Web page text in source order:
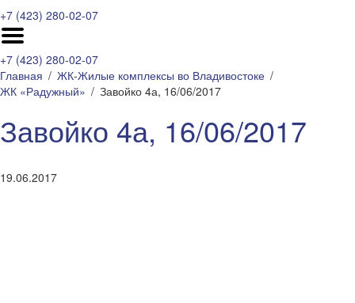
+7 (423) 280-02-07
+7 (423) 280-02-07
Главная
ЖК-Жилые комплексы во Владивостоке
ЖК «Радужный»
Завойко 4а, 16/06/2017
Завойко 4а, 16/06/2017
19.06.2017